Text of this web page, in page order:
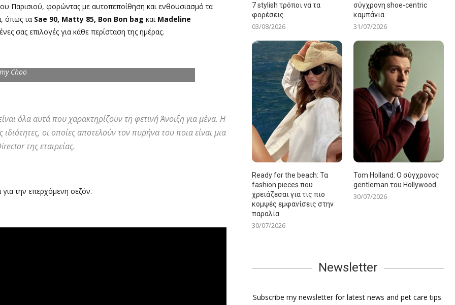
Παρισιού, φορώντας με αυτοπεποίθηση και ενθουσιασμό τα
όπως τα Sae 90, Matty 85, Bon Bon bag και Madeline
σας επιλογές για κάθε περίσταση της ημέρας.
Choo
όλα αυτά που χαρακτηρίζουν τη φετινή Άνοιξη για μένα. Η
οι οποίες αποτελούν τον πυρήνα του ποια είναι μια
της εταιρείας.
για την επερχόμενη σεζόν.
7 stylish τρόποι να τα
φορέσεις
03/08/2026
σύγχρονη shoe-centric
καμπάνια
31/07/2026
Ready for the beach: Τα
fashion pieces που
χρειάζεσαι για τις πιο
κομψές εμφανίσεις στην
παραλία
30/07/2026
Tom Holland: Ο σύγχρονος
gentleman του Hollywood
30/07/2026
Newsletter
Subscribe my newsletter for latest news and pet care tips.